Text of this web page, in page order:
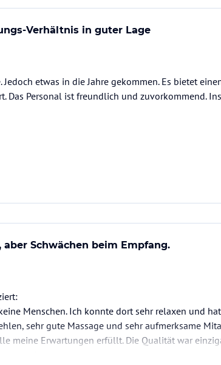
Verhältnis in guter Lage
etwas in die Jahre gekommen. Es bietet
Das Personal ist freundlich und zuvorkommend.
aber Schwächen beim Empfang.
Menschen. Ich konnte dort sehr relaxen und
sehr gute Massage und sehr aufmerksame
meine Erwartungen erfüllt. Die Qualität war